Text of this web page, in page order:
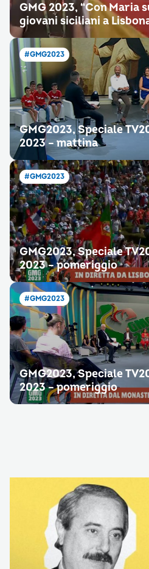
GMG 2023, “Con Maria
giovani siciliani a
#GMG2023
GMG2023, Speciale
2023 – mattina
#GMG2023
GMG2023, Speciale
2023 – pomeriggio
#GMG2023
GMG2023, Speciale
2023 – pomeriggio